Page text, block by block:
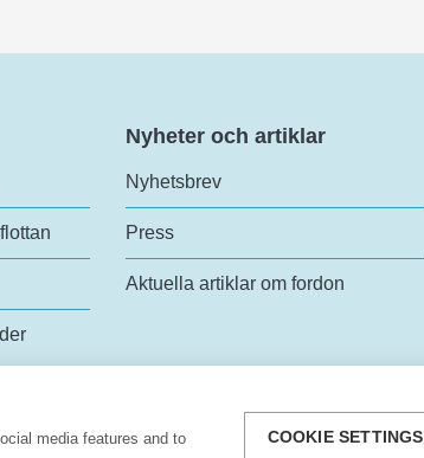
media features and to
COOKIE SETTINGS
Nyheter och artiklar
Nyhetsbrev
Press
Aktuella artiklar om fordon
Tel:+46 (0)10-414 42 00